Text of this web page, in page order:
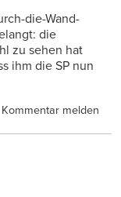
die-Wand-
die
zu sehen hat
ihm die SP nun
Kommentar melden